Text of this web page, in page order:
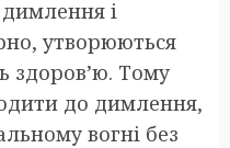
і
утворюються
здоров’ю. Тому
до димлення,
вогні без